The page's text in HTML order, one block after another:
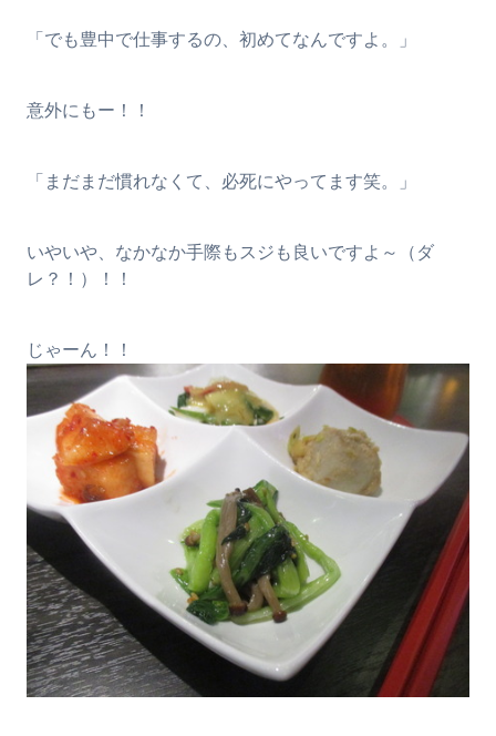
「でも豊中で仕事するの、初めてなんですよ。」
意外にもー！！
「まだまだ慣れなくて、必死にやってます笑。」
いやいや、なかなか手際もスジも良いですよ～（ダ
レ？！）！！
じゃーん！！